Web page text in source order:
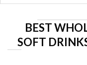
BEST
SOFT
6位の コニベット
レビューを見る